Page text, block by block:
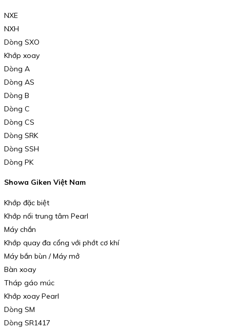
NXE
NXH
Dòng SXO
Khớp xoay
Dòng A
Dòng AS
Dòng B
Dòng C
Dòng CS
Dòng SRK
Dòng SSH
Dòng PK
Showa Giken Việt Nam
Khớp đặc biệt
Khớp nối trung tâm Pearl
Máy chắn
Khớp quay đa cổng với phớt cơ khí
Máy bắn bùn / Máy mở
Bàn xoay
Tháp gáo múc
Khớp xoay Pearl
Dòng SM
Dòng SR1417